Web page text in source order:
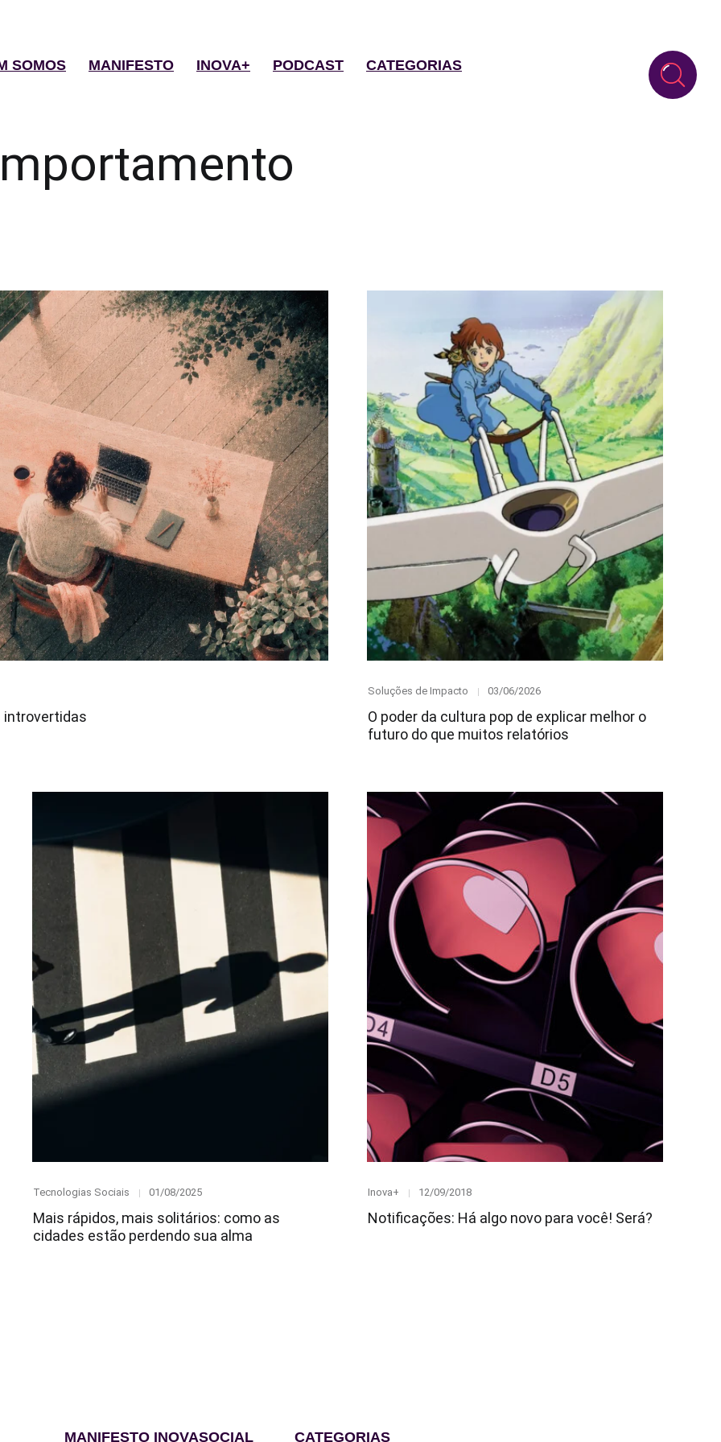
SOMOS MANIFESTO INOVA+ PODCAST CATEGORIAS
introvertidas
Category
Soluções de Impacto
Posted
03/06/2026
O poder da cultura pop de explicar melhor o
futuro do que muitos relatórios
Category
Tecnologias Sociais
Posted
01/08/2025
Mais rápidos, mais solitários: como as
cidades estão perdendo sua alma
Category
Inova+
Posted
12/09/2018
Notificações: Há algo novo para você! Será?
MANIFESTO INOVASOCIAL CATEGORIAS